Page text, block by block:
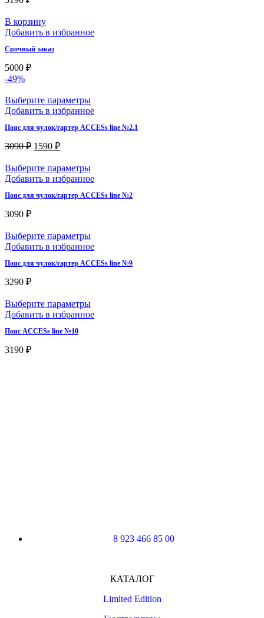
В корзину
Добавить в избранное
Срочный заказ
5000 ₽
-49%
Выберите параметры
Добавить в избранное
Пояс для чулок/гартер ACCESs line №2.1
3090₽ 1590 ₽
Выберите параметры
Добавить в избранное
Пояс для чулок/гартер ACCESs line №2
3090 ₽
Выберите параметры
Добавить в избранное
Пояс для чулок/гартер ACCESs line №9
3290 ₽
Выберите параметры
Добавить в избранное
Пояс ACCESs line №10
3190 ₽
8 923 466 85 00
КАТАЛОГ
Limited Edition